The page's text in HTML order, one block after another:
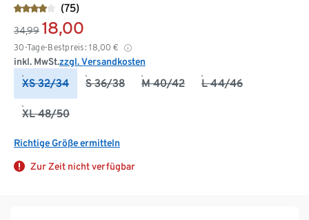
(75)
34,99 18,00
30-Tage-Bestpreis: 18,00 €
inkl. MwSt.zzgl. Versandkosten
XS 32/34 S 36/38 M 40/42 L 44/46
XL 48/50
Richtige Größe ermitteln
Zur Zeit nicht verfügbar